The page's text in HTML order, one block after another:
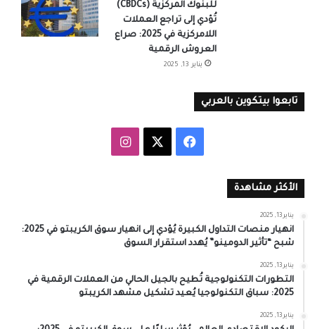
للبنوك المركزية (CBDCs)
تُؤدي إلى تراجع العملات
اللامركزية في 2025: صراع
العروش الرقمية
يناير 13, 2025
تابعوا بيتكوين بالعربي
فيسبوك انستقرام
الأكثر مشاهدة
يناير 13, 2025
انهيار منصات التداول الكبيرة يُؤدي إلى انهيار سوق الكريبتو في 2025:
شبح “تأثير الدومينو” يُهدد استقرار السوق
يناير 13, 2025
التطورات التكنولوجية تُطيح بالجيل الحالي من العملات الرقمية في
2025: سباق التكنولوجيا يُعيد تشكيل مشهد الكريبتو
يناير 13, 2025